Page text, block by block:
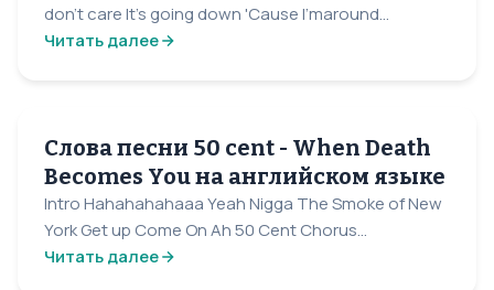
don't care It's going down 'Cause I'maround...
Читать далее
Слова песни 50 cent - When Death
Becomes You на английском языке
Intro Hahahahahaaa Yeah Nigga The Smoke of New
York Get up Come On Ah 50 Cent Chorus...
Читать далее